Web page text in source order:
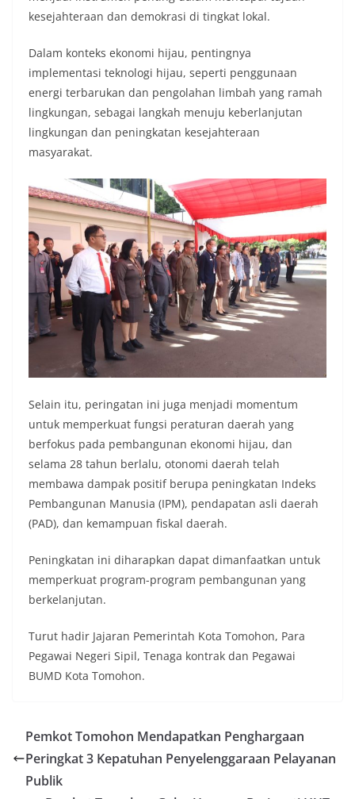
kesejahteraan dan demokrasi di tingkat lokal.
Dalam konteks ekonomi hijau, pentingnya
implementasi teknologi hijau, seperti penggunaan
energi terbarukan dan pengolahan limbah yang ramah
lingkungan, sebagai langkah menuju keberlanjutan
lingkungan dan peningkatan kesejahteraan
masyarakat.
Selain itu, peringatan ini juga menjadi momentum
untuk memperkuat fungsi peraturan daerah yang
berfokus pada pembangunan ekonomi hijau, dan
selama 28 tahun berlalu, otonomi daerah telah
membawa dampak positif berupa peningkatan Indeks
Pembangunan Manusia (IPM), pendapatan asli daerah
(PAD), dan kemampuan fiskal daerah.
Peningkatan ini diharapkan dapat dimanfaatkan untuk
memperkuat program-program pembangunan yang
berkelanjutan.
Turut hadir Jajaran Pemerintah Kota Tomohon, Para
Pegawai Negeri Sipil, Tenaga kontrak dan Pegawai
BUMD Kota Tomohon.
Pemkot Tomohon Mendapatkan Penghargaan
Peringkat 3 Kepatuhan Penyelenggaraan Pelayanan
Publik